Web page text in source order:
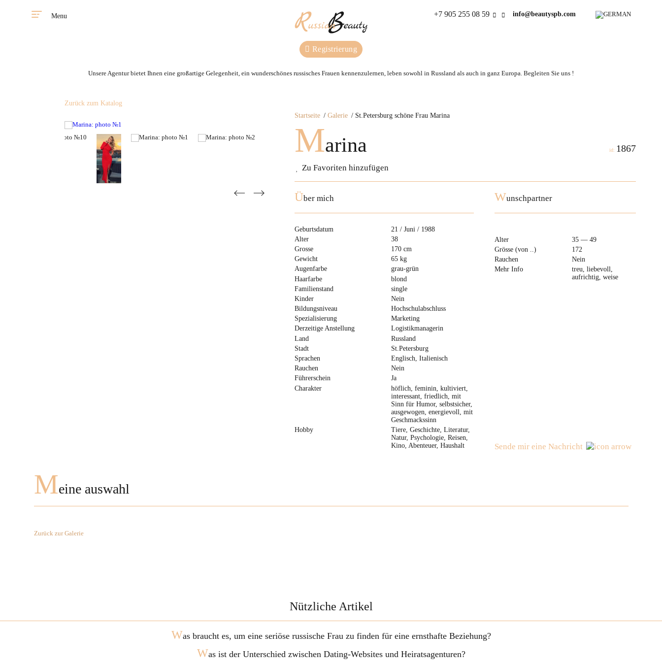
Menu +7 905 255 08 59 info@beautyspb.com
Registrierung
Unsere Agentur bietet Ihnen eine großartige Gelegenheit, ein wunderschönes russisches Frauen kennenzulernen, leben sowohl in Russland als auch in ganz Europa. Begleiten Sie uns !
Startseite Galerie St.Petersburg schöne Frau Marina
Marina
Zu Favoriten hinzufügen
id: 1867
Zurück zum Katalog
Über mich
Geburtsdatum
21 / Juni / 1988
Alter
38
Grosse
170 cm
Gewicht
65 kg
Augenfarbe
grau-grün
Haarfarbe
blond
Familienstand
single
Kinder
Nein
Bildungsniveau
Hochschulabschluss
Spezialisierung
Marketing
Derzeitige Anstellung
Logistikmanagerin
Land
Russland
Stadt
St.Petersburg
Sprachen
Englisch, Italienisch
Rauchen
Nein
Führerschein
Ja
Charakter
höflich, feminin, kultiviert,
interessant, friedlich, mit
Sinn für Humor, selbstsicher,
ausgewogen, energievoll, mit
Geschmackssinn
Hobby
Tiere, Geschichte, Literatur,
Natur, Psychologie, Reisen,
Kino, Abenteuer, Haushalt
Wunschpartner
Alter
35 — 49
Grösse (von ..)
172
Rauchen
Nein
Mehr Info
treu, liebevoll,
aufrichtig, weise
Sende mir eine Nachricht
Meine auswahl
Zurück zur Galerie
Nützliche Artikel
Was braucht es, um eine seriöse russische Frau zu finden für eine ernsthafte Beziehung?
Was ist der Unterschied zwischen Dating-Websites und Heiratsagenturen?